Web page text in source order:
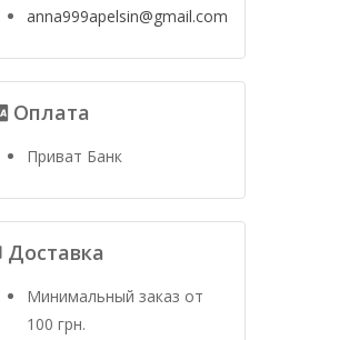
anna999apelsin@gmail.com
Оплата
Приват Банк
Доставка
Минимальный заказ от
100 грн.